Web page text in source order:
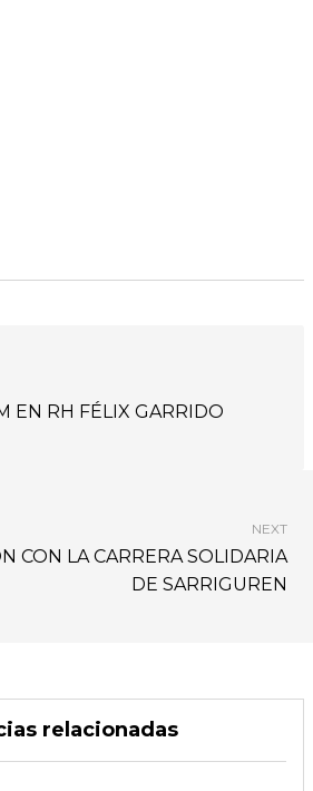
EN RH FÉLIX GARRIDO
NEXT
CON LA CARRERA SOLIDARIA
DE SARRIGUREN
relacionadas